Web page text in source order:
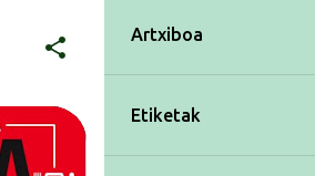
Artxiboa
Etiketak